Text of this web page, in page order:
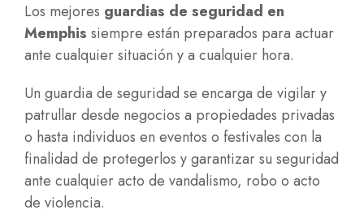
Los mejores guardias de seguridad en
Memphis siempre están preparados para actuar
ante cualquier situación y a cualquier hora.
Un guardia de seguridad se encarga de vigilar y
patrullar desde negocios a propiedades privadas
o hasta individuos en eventos o festivales con la
finalidad de protegerlos y garantizar su seguridad
ante cualquier acto de vandalismo, robo o acto
de violencia.